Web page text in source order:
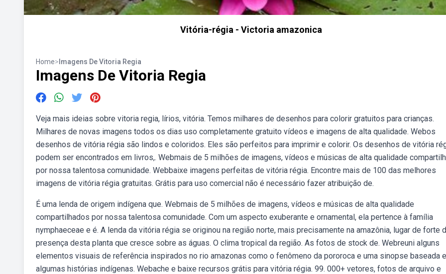
Vitória-régia - Victoria amazonica
Home> Imagens De Vitoria Regia
Imagens De Vitoria Regia
Veja mais ideias sobre vitoria regia, lírios, vitória. Temos milhares de desenhos para colorir gratuitos para crianças.
Milhares de novas imagens todos os dias uso completamente gratuito vídeos e imagens de alta qualidade. Webos
desenhos de vitória régia são lindos e coloridos. Eles são perfeitos para imprimir e colorir. Os desenhos de vitória
podem ser encontrados em livros,. Webmais de 5 milhões de imagens, vídeos e músicas de alta qualidade
por nossa talentosa comunidade. Webbaixe imagens perfeitas de vitória régia. Encontre mais de 100 das melhores
imagens de vitória régia gratuitas. Grátis para uso comercial não é necessário fazer atribuição de.
É uma lenda de origem indígena que. Webmais de 5 milhões de imagens, vídeos e músicas de alta qualidade
compartilhados por nossa talentosa comunidade. Com um aspecto exuberante e ornamental, ela pertence à família
nymphaeceae e é. A lenda da vitória régia se originou na região norte, mais precisamente na amazônia, lugar de forte
presença desta planta que cresce sobre as águas. O clima tropical da região. As fotos de stock de. Webreuni alguns
elementos visuais de referência inspirados no rio amazonas como o fenômeno da pororoca e uma sinopse baseada
algumas histórias indígenas. Webache e baixe recursos grátis para vitória régia. 99. 000+ vetores, fotos de arquivo e